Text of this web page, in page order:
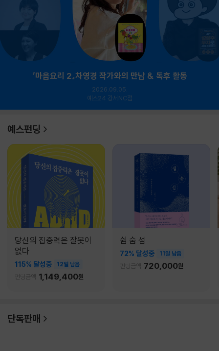
『마음요리 2』차영경 작가와의 만남 & 독후 활동
2026.09.05.
예스24 강서NC점
예스펀딩
당신의 집중력은 잘못이
없다
115% 달성중 12일 남음
펀딩금액 1,149,400원
쉼 숨 섬
72% 달성중 11일 남음
펀딩금액 720,000원
단독판매